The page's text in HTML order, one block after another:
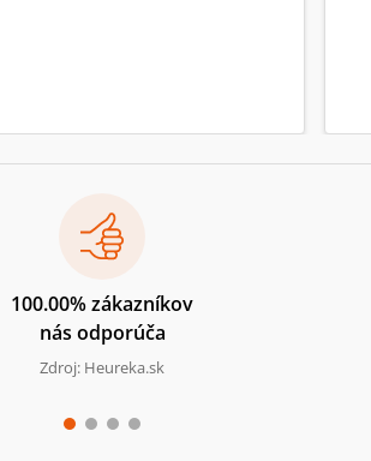
100.00% zákazníkov
nás odporúča
Zdroj: Heureka.sk